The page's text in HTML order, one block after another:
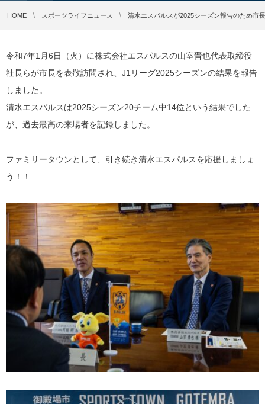
HOME スポーツライフニュース 清水エスパルスが2025シーズン報告のため市
令和7年1月6日（火）に株式会社エスパルスの山室晋也代表取締役
社長らが市長を表敬訪問され、J1リーグ2025シーズンの結果を報告
しました。
清水エスパルスは2025シーズン20チーム中14位という結果でした
が、過去最高の来場者を記録しました。
ファミリータウンとして、引き続き清水エスパルスを応援しましょ
う！！